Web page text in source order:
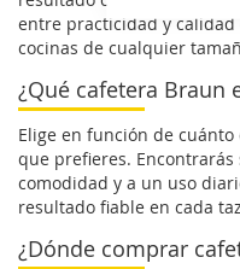
entre practicidad y
cocinas de cualquier
¿Qué cafetera Braun
Elige en función de
que prefieres.
comodidad y a un uso
resultado fiable en cada
¿Dónde comprar